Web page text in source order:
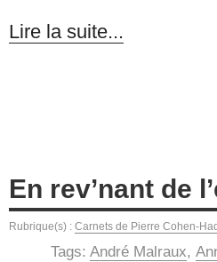
Lire la suite...
En rev’nant de
Rubrique(s) : Carnets de Pierre Cohen-
Tags:André Malraux,